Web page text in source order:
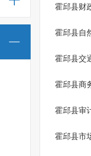
霍邱县财
霍邱县自
霍邱县交
霍邱县商
霍邱县审
霍邱县市